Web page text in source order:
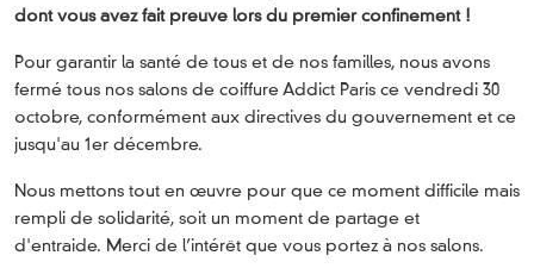
dont vous avez fait preuve lors du premier confinement !
Pour garantir la santé de tous et de nos familles, nous avons
fermé tous nos salons de coiffure Addict Paris ce vendredi 30
octobre, conformément aux directives du gouvernement et ce
jusqu'au 1er décembre.
Nous mettons tout en œuvre pour que ce moment difficile mais
rempli de solidarité, soit un moment de partage et
d'entraide. Merci de l’intérêt que vous portez à nos salons.